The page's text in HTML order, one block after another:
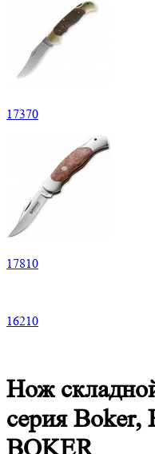
17370
17810
16210
Нож
серия Boker,